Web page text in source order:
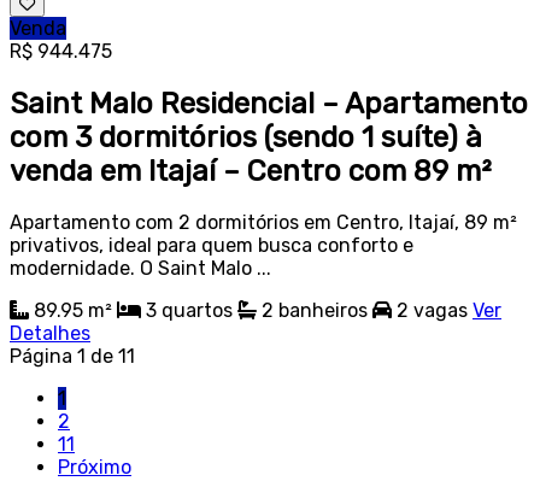
Venda
R$ 944.475
Saint Malo Residencial – Apartamento
com 3 dormitórios (sendo 1 suíte) à
venda em Itajaí – Centro com 89 m²
Apartamento com 2 dormitórios em Centro, Itajaí, 89 m²
privativos, ideal para quem busca conforto e
modernidade. O Saint Malo ...
89.95 m²
3 quartos 2 banheiros 2 vagas Ver
Detalhes
Página 1 de 11
1
2
11
Próximo